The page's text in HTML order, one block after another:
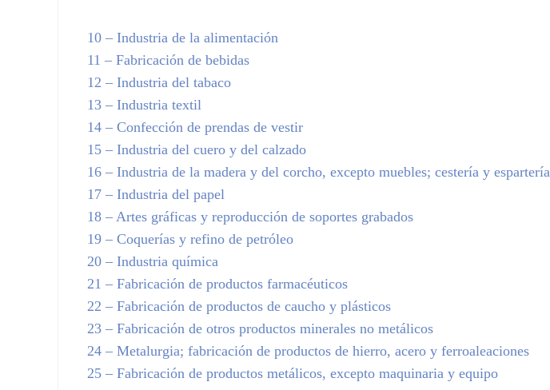
10 – Industria de la alimentación
11 – Fabricación de bebidas
12 – Industria del tabaco
13 – Industria textil
14 – Confección de prendas de vestir
15 – Industria del cuero y del calzado
16 – Industria de la madera y del corcho, excepto muebles; cestería y espartería
17 – Industria del papel
18 – Artes gráficas y reproducción de soportes grabados
19 – Coquerías y refino de petróleo
20 – Industria química
21 – Fabricación de productos farmacéuticos
22 – Fabricación de productos de caucho y plásticos
23 – Fabricación de otros productos minerales no metálicos
24 – Metalurgia; fabricación de productos de hierro, acero y ferroaleaciones
25 – Fabricación de productos metálicos, excepto maquinaria y equipo